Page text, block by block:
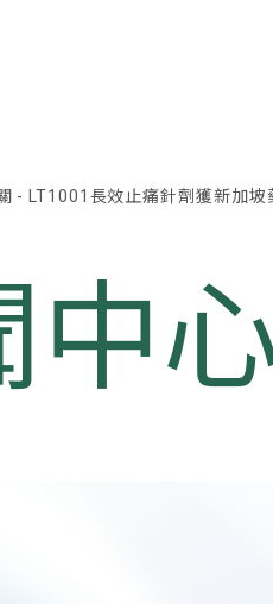
- LT1001長效止痛針劑獲新加坡
中